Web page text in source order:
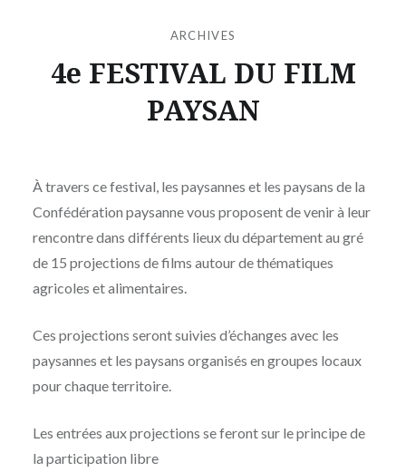
ARCHIVES
4e FESTIVAL DU FILM
PAYSAN
MOÏSE
MAIGRET
DÉCEMBRE
2025
À travers ce festival, les paysannes et les paysans de la
Confédération paysanne vous proposent de venir à leur
rencontre dans différents lieux du département au gré
de 15 projections de films autour de thématiques
agricoles et alimentaires.
Ces projections seront suivies d’échanges avec les
paysannes et les paysans organisés en groupes locaux
pour chaque territoire.
Les entrées aux projections se feront sur le principe de
la participation libre